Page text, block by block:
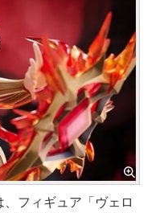
フィギュア「ヴェロ